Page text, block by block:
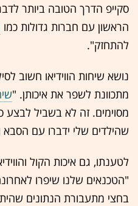
סקייפ הדרך הטובה ביותר
הראשון עם חברות גדולות כמו
להתחזק".
נושא שיחות הווידיאו חשוב
מתכוונת לשפר את איכותן. "
מסוימים. זה לא בשביל
שהילדים שלי ידברו עם
לטענתו, גם איכות הקול
"הטכנאים שלנו שיפרו
בחצי מתעבורת הנתונים